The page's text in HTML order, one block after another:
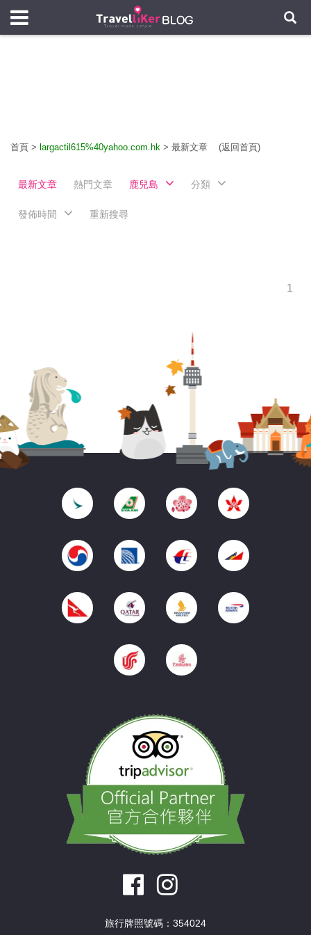
首頁 > largactil615%40yahoo.com.hk > 最新文章 (返回首頁)
最新文章 熱門文章 鹿兒島 分類
發佈時間 重新搜尋
1
旅行牌照號碼：354024